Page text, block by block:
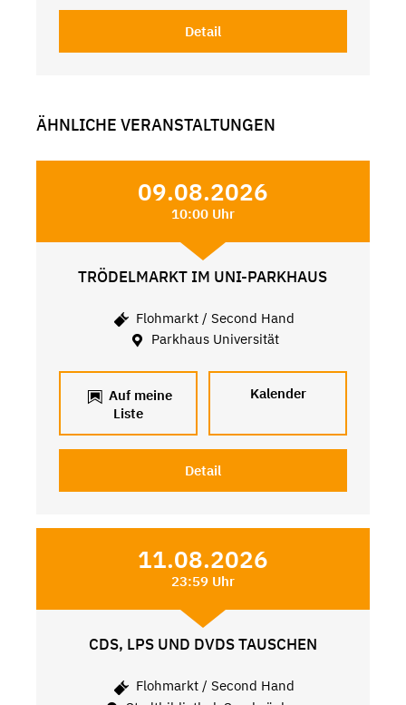
Detail
ÄHNLICHE VERANSTALTUNGEN
09.08.2026
10:00 Uhr
TRÖDELMARKT IM UNI-PARKHAUS
Flohmarkt / Second Hand
Parkhaus Universität
Auf meine
Liste
Kalender
Detail
11.08.2026
23:59 Uhr
CDS, LPS UND DVDS TAUSCHEN
Flohmarkt / Second Hand